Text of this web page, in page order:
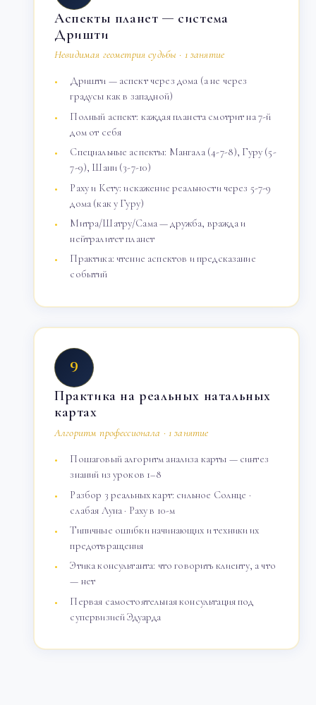
Аспекты планет — система
Дришти
Невидимая геометрия судьбы · 1 занятие
Дришти — аспект через дома (а не через
градусы как в западной)
Полный аспект: каждая планета смотрит на 7-й
дом от себя
Специальные аспекты: Мангала (4-7-8), Гуру (5-
7-9), Шани (3-7-10)
Раху и Кету: искажение реальности через 5-7-9
дома (как у Гуру)
Митра/Шатру/Сама — дружба, вражда и
нейтралитет планет
Практика: чтение аспектов и предсказание
событий
9
Практика на реальных натальных
картах
Алгоритм профессионала · 1 занятие
Пошаговый алгоритм анализа карты — синтез
знаний из уроков 1–8
Разбор 3 реальных карт: сильное Солнце ·
слабая Луна · Раху в 10-м
Типичные ошибки начинающих и техники их
предотвращения
Этика консультанта: что говорить клиенту, а что
— нет
Первая самостоятельная консультация под
супервизией Эдуарда